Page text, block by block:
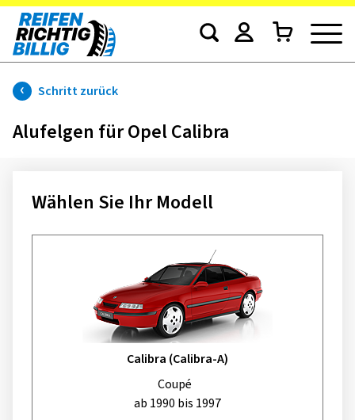
Schritt zurück
Alufelgen für Opel Calibra
Wählen Sie Ihr Modell
Calibra (Calibra-A)
Coupé
ab 1990 bis 1997